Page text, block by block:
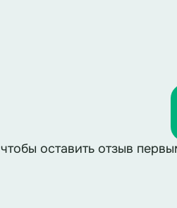
переходу и на
направо и снова
элементы —
оставить отзыв